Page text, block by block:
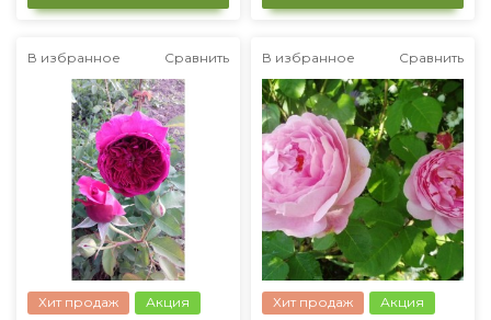
В избранное Сравнить
Хит продаж Акция
В избранное Сравнить
Хит продаж Акция